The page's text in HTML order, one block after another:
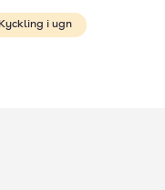
Kyckling i ugn